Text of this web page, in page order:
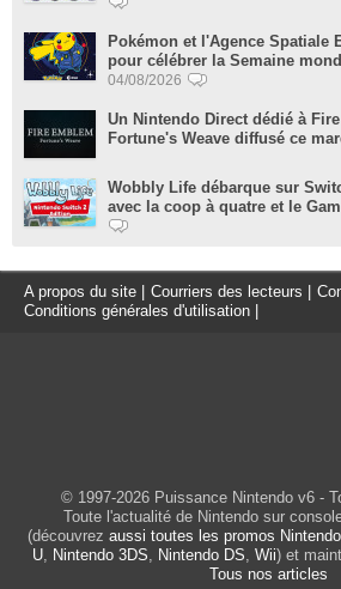
Pokémon et l'Agence Spatiale
pour célébrer la Semaine
04/08/2026
Un Nintendo Direct dédié à
Fortune's Weave diffusé ce
Wobbly Life débarque sur
avec la coop à quatre et le
A propos du site Courriers des lecteurs
Conditions générales d'utilisation
© 1997-2026 Puissance Nintendo v6 -
Toute l'actualité de Nintendo sur
(découvrez aussi toutes les promos
U
Nintendo 3DS Nintendo DS Wii) et
Tous nos articles